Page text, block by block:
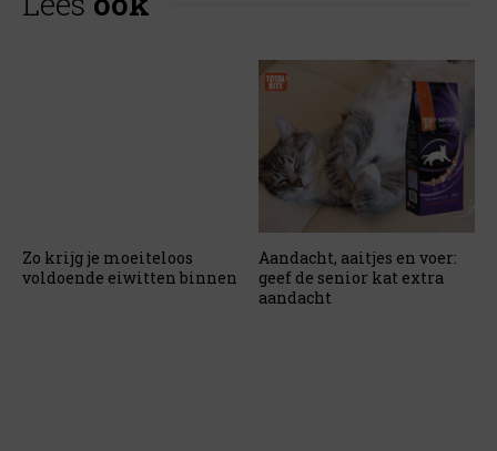
Zo krijg je moeiteloos
voldoende eiwitten binnen
Aandacht, aaitjes en voer:
geef de senior kat extra
aandacht